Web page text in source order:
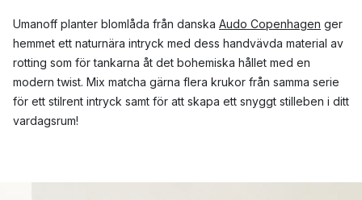
Umanoff planter blomlåda från danska Audo Copenhagen ger
hemmet ett naturnära intryck med dess handvävda material av
rotting som för tankarna åt det bohemiska hållet med en
modern twist. Mix matcha gärna flera krukor från samma serie
för ett stilrent intryck samt för att skapa ett snyggt stilleben i ditt
vardagsrum!